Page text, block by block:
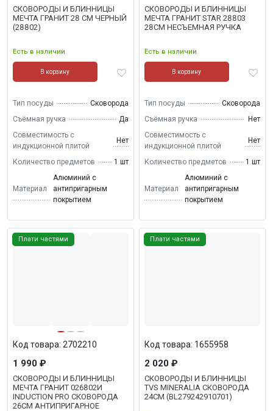
СКОВОРОДЫ И БЛИННИЦЫ
МЕЧТА ГРАНИТ 28 СМ ЧЕРНЫЙ
(28802)
Есть в наличии
В корзину
Тип посуды
Сковорода
Съёмная ручка
Да
Совместимость с
индукционной плитой
Нет
Количество предметов 1 шт
Материал
Алюминий с
антипригарным
покрытием
СКОВОРОДЫ И БЛИННИЦЫ
МЕЧТА ГРАНИТ STAR 28803
28СМ НЕСЪЕМНАЯ РУЧКА
Есть в наличии
В корзину
Тип посуды
Сковорода
Съёмная ручка
Нет
Совместимость с
индукционной плитой
Нет
Количество предметов 1 шт
Материал
Алюминий с
антипригарным
покрытием
Плати частями
СКОВОРОДЫ И БЛИННИЦЫ
МЕЧТА ГРАНИТ 026802И
INDUCTION PRO СКОВОРОДА
26СМ АНТИПРИГАРНОЕ
Код товара: 2702210
1 990 ₽
Плати частями
СКОВОРОДЫ И БЛИННИЦЫ
TVS MINERALIA СКОВОРОДА
24СМ (BL279242910701)
Код товара: 1655958
2 020 ₽